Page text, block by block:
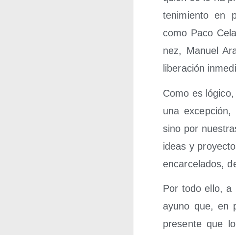
te­ni­mien­to en
como Paco
nez, Manuel
libe­ra­ción
Como es
una
sino por
ideas y
encar­ce­la­dos,
Por todo ello, a
ayuno que, en
pre­sen­te que